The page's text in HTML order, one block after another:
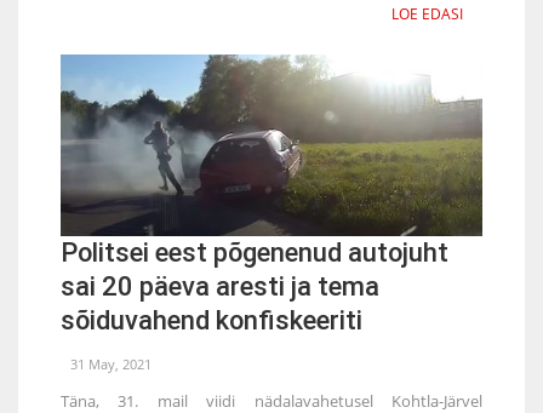
LOE EDASI
Politsei eest põgenenud autojuht
sai 20 päeva aresti ja tema
sõiduvahend konfiskeeriti
31 May, 2021
Täna, 31. mail viidi nädalavahetusel Kohtla-Järvel